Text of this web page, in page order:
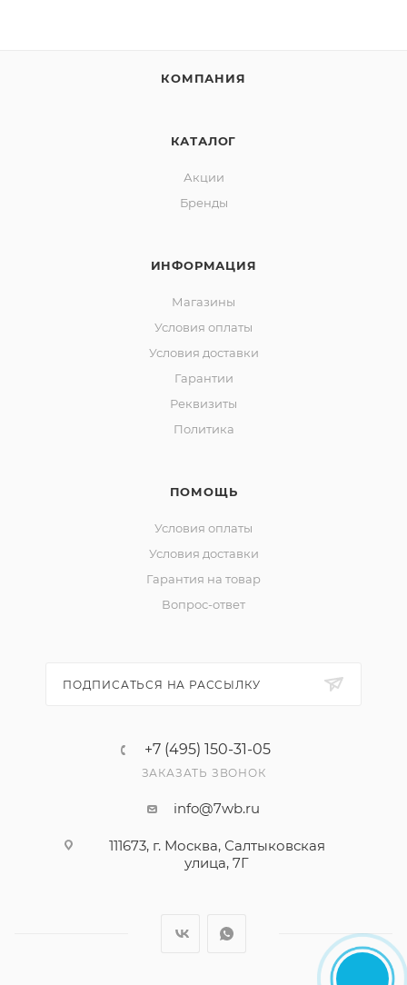
КОМПАНИЯ
КАТАЛОГ
Акции
Бренды
ИНФОРМАЦИЯ
Магазины
Условия оплаты
Условия доставки
Гарантии
Реквизиты
Политика
ПОМОЩЬ
Условия оплаты
Условия доставки
Гарантия на товар
Вопрос-ответ
ПОДПИСАТЬСЯ НА РАССЫЛКУ
+7 (495) 150-31-05
ЗАКАЗАТЬ ЗВОНОК
info@7wb.ru
111673, г. Москва, Салтыковская
улица, 7Г